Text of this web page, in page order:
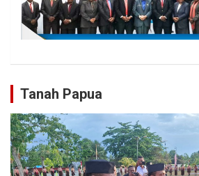
Tanah Papua